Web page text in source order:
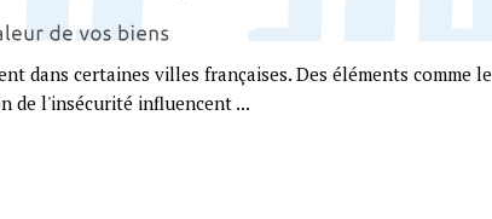
dans certaines villes françaises. Des éléments comme le
de l'insécurité influencent ...